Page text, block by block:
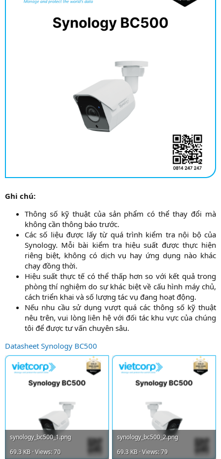
Ghi chú:
Thông số kỹ thuật của sản phẩm có thể thay đổi mà
không cần thông báo trước.​
Các số liệu được lấy từ quá trình kiểm tra nội bộ của
Synology. Mỗi bài kiểm tra hiệu suất được thực hiện
riêng biệt, không có dịch vụ hay ứng dụng nào khác
chạy đồng thời.​
Hiệu suất thực tế có thể thấp hơn so với kết quả trong
phòng thí nghiệm do sự khác biệt về cấu hình máy chủ,
cách triển khai và số lượng tác vụ đang hoạt động.​
Nếu nhu cầu sử dụng vượt quá các thông số kỹ thuật
nêu trên, vui lòng liên hệ với đối tác khu vực của chúng
tôi để được tư vấn chuyên sâu.​
Datasheet Synology BC500
synology_bc500_1.png
69.3 KB · Views: 70
synology_bc500_2.png
69.3 KB · Views: 79